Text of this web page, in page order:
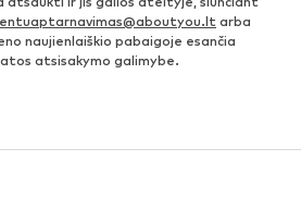
arba
naujienlaiškio pabaigoje esančia
atsisakymo galimybe.